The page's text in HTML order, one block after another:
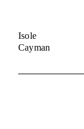
Isole
Cayman